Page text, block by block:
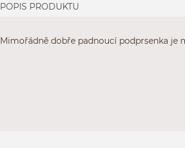
POPIS PRODUKTU
Mimořádně dobře padnoucí podprsenka je